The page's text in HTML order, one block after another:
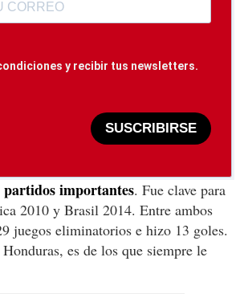
y recibir tus newsletters.
SUSCRIBIRSE
partidos importantes. Fue clave para
2010 y Brasil 2014. Entre ambos
juegos eliminatorios e hizo 13 goles.
es de los que siempre le